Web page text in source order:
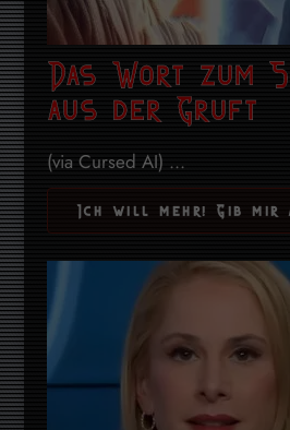
Das Wort zum
aus der Gruft
(via Cursed AI) ...
Ich will mehr! Gib